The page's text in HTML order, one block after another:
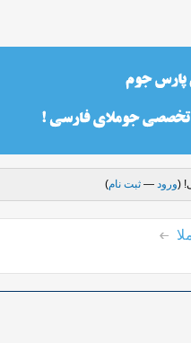
(ورود — ثبت نام)